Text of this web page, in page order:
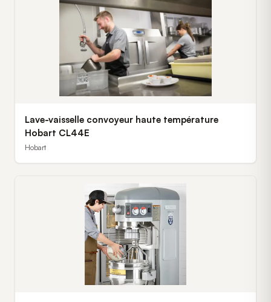
Lave-vaisselle convoyeur haute température
Hobart CL44E
Hobart